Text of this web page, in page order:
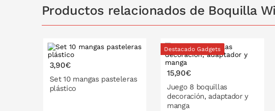
Productos relacionados de Boquilla
3,90€
Set 10 mangas pasteleras
plástico
30 cm
Destacado Gadgets
15,90€
Juego 8 boquillas
decoración, adaptador y
manga